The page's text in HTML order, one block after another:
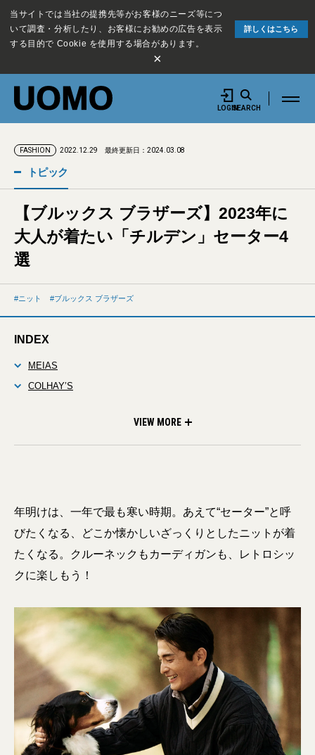
当サイトでは当社の提携先等がお客様のニーズ等につ
いて調査・分析したり、お客様にお勧めの広告を表示
する目的で Cookie を使用する場合があります。
詳しくはこちら
×
LOGINSEARCH
FASHION 2022.12.29 最終更新日：2024.03.08
トピック
【ブルックス ブラザーズ】2023年に
大人が着たい「チルデン」セーター4
選
ニット ブルックス ブラザーズ
INDEX
MEIAS
COLHAY’S
VIEW MORE
年明けは、一年で最も寒い時期。あえて“セーター”と呼
びたくなる、どこか懐かしいざっくりとしたニットが着
たくなる。クルーネックもカーディガンも、レトロシッ
クに楽しもう！